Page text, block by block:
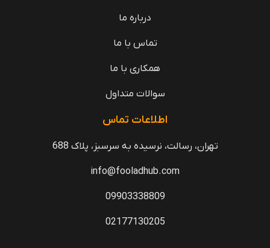
درباره ما
تماس با ما
همکاری با ما
سوالات متداول
اطلاعات تماس
تهران، رسالت، نرسیده به سرسبز، پلاک 688
info@fooladhub.com
09903338809
02177130205